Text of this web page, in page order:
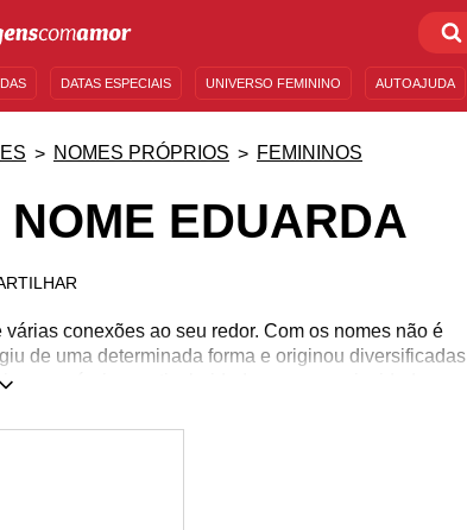
DATAS ESPECIAIS UNIVERSO FEMININO AUTOAJUDA
NOMES PRÓPRIOS FEMININOS
EDUARDA
conexões ao seu redor. Com os nomes não é
de uma determinada forma e originou diversificadas
suas próprias particularidades, como curiosidades,
esses detalhes e muitos outros, desde informações
especial. Saiba mais sobre o significado do nome